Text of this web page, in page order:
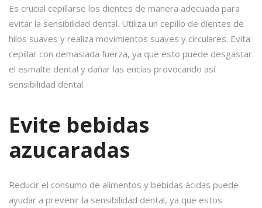
Es crucial cepillarse los dientes de manera adecuada para
evitar la sensibilidad dental. Utiliza un cepillo de dientes de
hilos suaves y realiza movimientos suaves y circulares. Evita
cepillar con demasiada fuerza, ya que esto puede desgastar
el esmalte dental y dañar las encías provocando así
sensibilidad dental.
Evite bebidas
azucaradas
Reducir el consumo de alimentos y bebidas ácidas puede
ayudar a prevenir la sensibilidad dental, ya que estos